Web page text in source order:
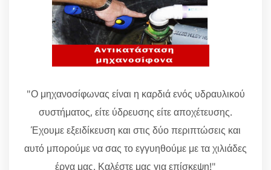
"Ο μηχανοσίφωνας είναι η καρδιά ενός υδραυλικού
συστήματος, είτε ύδρευσης είτε αποχέτευσης.
Έχουμε εξειδίκευση και στις δύο περιπτώσεις και
αυτό μπορούμε να σας το εγγυηθούμε με τα χιλιάδες
έργα μας. Καλέστε μας για επίσκεψη!"